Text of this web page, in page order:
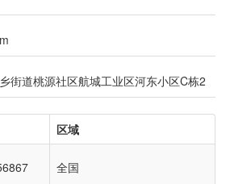
街道桃源社区航城工业区河东小区C栋2
区域
全国